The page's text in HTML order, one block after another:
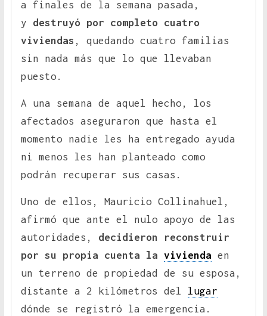
a finales de la semana pasada,
y destruyó por completo cuatro
viviendas , quedando cuatro familias
sin nada más que lo que llevaban
puesto.
A una semana de aquel hecho, los
afectados aseguraron que hasta el
momento nadie les ha entregado ayuda
ni menos les han planteado como
podrán recuperar sus casas.
Uno de ellos, Mauricio Collinahuel,
afirmó que ante el nulo apoyo de las
autoridades, decidieron reconstruir
por su propia cuenta la vivienda en
un terreno de propiedad de su esposa,
distante a 2 kilómetros del lugar
dónde se registró la emergencia.